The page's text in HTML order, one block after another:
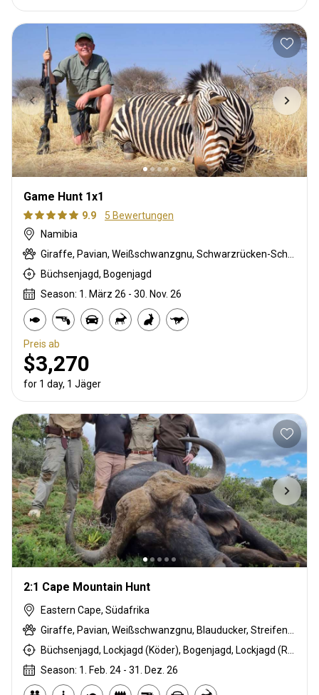
Game Hunt 1x1
9.9
5 Bewertungen
Namibia
Büchsenjagd, Bogenjagd
Season: 1. März 26 - 30. Nov. 26
Preis ab
$3,270
for 1 day, 1 Jäger
2:1 Cape Mountain Hunt
Eastern Cape, Südafrika
Giraffe, Pavian, Weißschwanzgnu, Blauducker, Streifengnu, Burchell Zebra, Buschschwein, Afrikanischer Büffel, Kap Schirrantilope, Kap Elenantilope, Cape mountain zebra, Karakal, Blessbock, Kronenducker, Springbock, Ostkap Kudu, Spießbock, Ginsterkatze, Hase, Impala, Bergriedbock, Nyala Antilope, Strauß, Stachelschwein, Südafrikanische Kuhantilope, Red lechwe, Pferdeantilope, Zobel, Steinböckchen, Warzenschwein, Wasserbock, Weißer Blessbock
Büchsenjagd, Lockjagd (Köder), Bogenjagd, Lockjagd (Ruf), Crossbow Hunting, Bewegungsjagd, Ansitzjagd, Horseback Hunting, Tarnjagd, Bergjagd, Vorderlader, Flintenjagd, Pirschjagd, Jagd mit Hunden
Season: 1. Feb. 24 - 31. Dez. 26